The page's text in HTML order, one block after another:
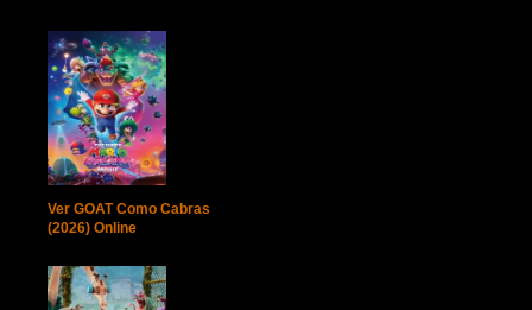
Ver GOAT Como Cabras
(2026) Online